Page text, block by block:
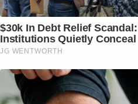
$30k In Debt Relief
Institutions Quietly Conceal
JG WENTWORTH